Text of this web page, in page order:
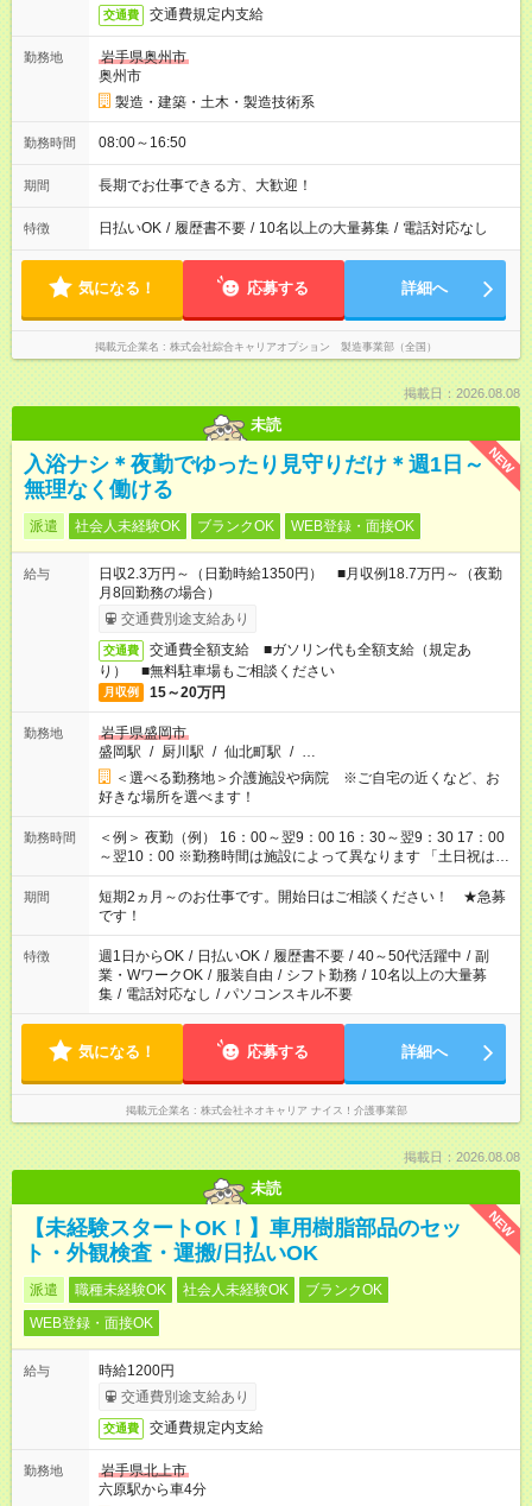
交通費 交通費規定内支給
勤務地
岩手県奥州市
奥州市
製造・建築・土木・製造技術系
勤務時間 08:00～16:50
期間 長期でお仕事できる方、大歓迎！
特徴 日払いOK / 履歴書不要 / 10名以上の大量募集 / 電話対応なし
気になる！ 応募する 詳細へ
掲載元企業名 株式会社綜合キャリアオプション 製造事業部（全国）
掲載日：2026.08.08
未読
NEW
入浴ナシ＊夜勤でゆったり見守りだけ＊週1日～
無理なく働ける
派遣 社会人未経験OK ブランクOK WEB登録・面接OK
給与
日収2.3万円～（日勤時給1350円） ■月収例18.7万円～（夜勤
月8回勤務の場合）
交通費別途支給あり
交通費
交通費全額支給 ■ガソリン代も全額支給（規定あ
り） ■無料駐車場もご相談ください
月収例 15～20万円
勤務地
岩手県盛岡市
盛岡駅 / 厨川駅 / 仙北町駅 / …
＜選べる勤務地＞介護施設や病院 ※ご自宅の近くなど、お
好きな場所を選べます！
勤務時間
＜例＞ 夜勤（例） 16：00～翌9：00 16：30～翌9：30 17：00
～翌10：00 ※勤務時間は施設によって異なります 「土日祝は休
みたい」 「しっかり稼ぎたい」 「もう少し遅い時間から始めた
い」など ご希望にあったお仕事をご案内いたします。 ※未経験
の方の場合は1～2ヶ月間は日中での仕事を経験いただき、 お
仕事に慣れてからの夜勤になります。 ★家庭の都合でお休みが
必要な場合も遠慮なくご相談ください。
期間
短期2ヵ月～のお仕事です。開始日はご相談ください！ ★急募
です！
特徴 週1日からOK / 日払いOK / 履歴書不要 / 40～50代活躍中 / 副
業・WワークOK / 服装自由 / シフト勤務 / 10名以上の大量募
集 / 電話対応なし / パソコンスキル不要
気になる！ 応募する 詳細へ
掲載元企業名 株式会社ネオキャリア ナイス！介護事業部
掲載日：2026.08.08
未読
NEW
【未経験スタートOK！】車用樹脂部品のセッ
ト・外観検査・運搬/日払いOK
派遣 職種未経験OK 社会人未経験OK
ブランクOK
WEB登録・面接OK
給与
時給1200円
交通費別途支給あり
交通費 交通費規定内支給
勤務地
岩手県北上市
六原駅から車4分